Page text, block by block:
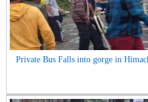
Private Bus Falls into gorge in